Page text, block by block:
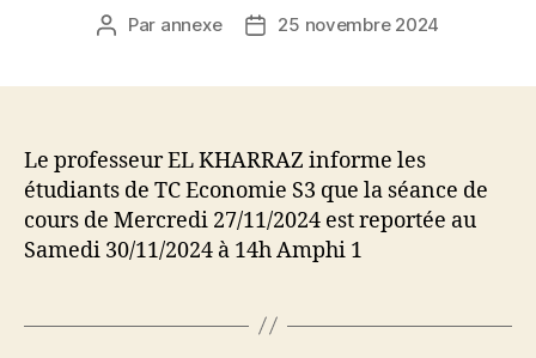
Auteur
Par annexe
Date25 novembre 2024
Le professeur EL KHARRAZ informe les
étudiants de TC Economie S3 que la séance de
cours de Mercredi 27/11/2024 est reportée au
Samedi 30/11/2024 à 14h Amphi 1